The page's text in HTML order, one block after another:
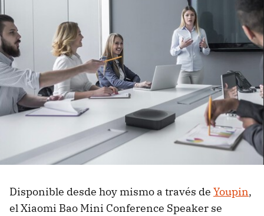
Disponible desde hoy mismo a través de Youpin,
el Xiaomi Bao Mini Conference Speaker se